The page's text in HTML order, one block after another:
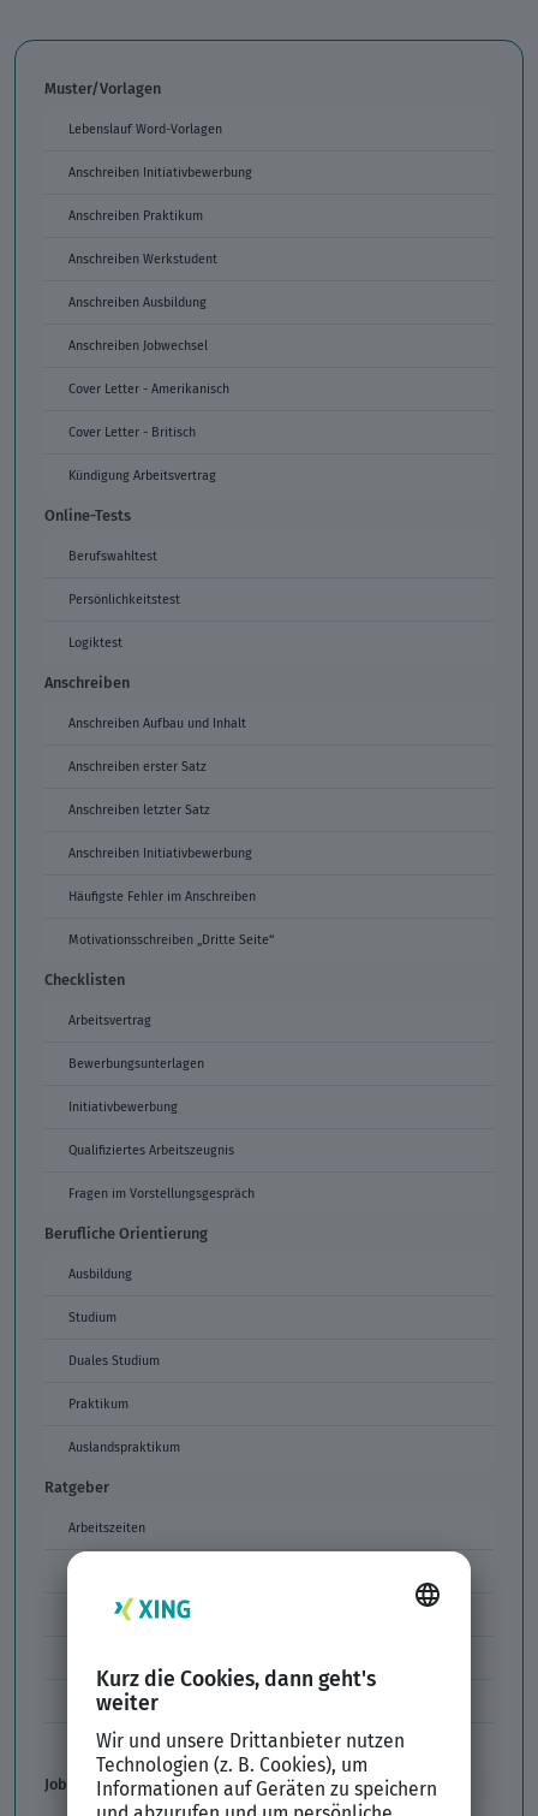
Muster/Vorlagen
Lebenslauf Word-Vorlagen
Anschreiben Initiativbewerbung
Anschreiben Praktikum
Anschreiben Werkstudent
Anschreiben Ausbildung
Anschreiben Jobwechsel
Cover Letter - Amerikanisch
Cover Letter - Britisch
Kündigung Arbeitsvertrag
Online-Tests
Berufswahltest
Persönlichkeitstest
Logiktest
Anschreiben
Anschreiben Aufbau und Inhalt
Anschreiben erster Satz
Anschreiben letzter Satz
Anschreiben Initiativbewerbung
Häufigste Fehler im Anschreiben
Motivationsschreiben „Dritte Seite“
Checklisten
Arbeitsvertrag
Bewerbungsunterlagen
Initiativbewerbung
Qualifiziertes Arbeitszeugnis
Fragen im Vorstellungsgespräch
Berufliche Orientierung
Ausbildung
Studium
Duales Studium
Praktikum
Auslandspraktikum
Ratgeber
Arbeitszeiten
Formulierungen im Arbeitszeugnis
Unbefristeter Arbeitsvertrag
Der XING Bewerbungsratgeber
Job & Karriere